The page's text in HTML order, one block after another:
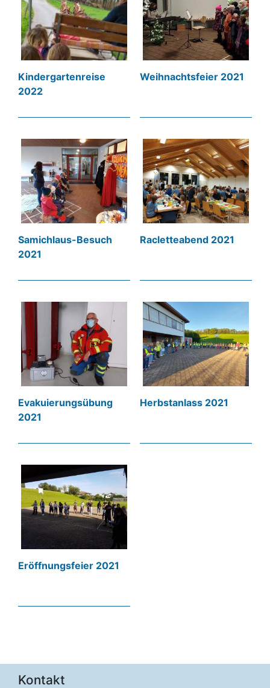
Kindergartenreise
2022
Weihnachtsfeier 2021
Samichlaus-Besuch
2021
Racletteabend 2021
Evakuierungsübung
2021
Herbstanlass 2021
Eröffnungsfeier 2021
Kontakt